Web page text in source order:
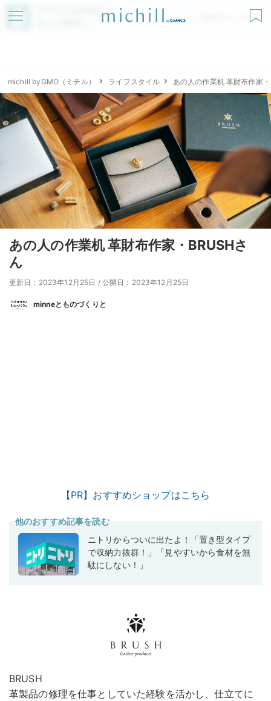
アプリでmichillが
無料ダウンロード
michill byGMO（ミチル） ライフスタイル あの人の作業机​​ 革財布作家
あの人の作業机​​ 革財布作家・BRUSHさ
ん
更新日：2023年12月25日 / 公開日：2023年12月25日
minneとものづくりと
【PR】おすすめショップはこちら
他のおすすめ記事を読む
ニトリからついに出たよ！「置き型タイプ
で収納力抜群！」「見やすいから食材を無
駄にしない！」
BRUSH
革製品の修理を仕事としていた経験を活かし、仕立てに